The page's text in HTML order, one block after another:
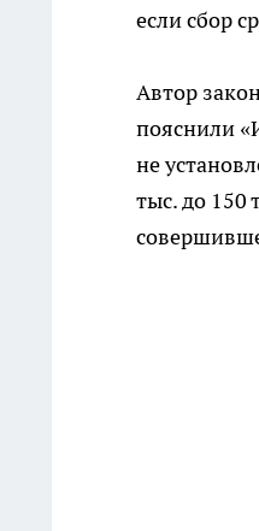
если сбор
Автор
пояснили
не
тыс. до 150